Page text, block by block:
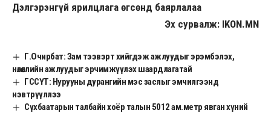
Дэлгэрэнгүй ярилцлага өгсөнд баярлалаа
Эх сурвалж: IKON.MN
Г.Очирбат: Зам тээвэрт хийгдэж ажлуудыг эрэмбэлэх,
нөлөөллийн ажлуудыг эрчимжүүлэх шаардлагатай
ГССҮТ: Нурууны дурангийн мэс заслыг эмчилгээнд
нэвтрүүллээ
Сүхбаатарын талбайн хоёр талын 5012 ам.метр явган хүний